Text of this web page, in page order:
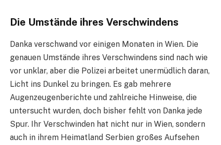
Die Umstände ihres Verschwindens
Danka verschwand vor einigen Monaten in Wien. Die
genauen Umstände ihres Verschwindens sind nach wie
vor unklar, aber die Polizei arbeitet unermüdlich daran,
Licht ins Dunkel zu bringen. Es gab mehrere
Augenzeugenberichte und zahlreiche Hinweise, die
untersucht wurden, doch bisher fehlt von Danka jede
Spur. Ihr Verschwinden hat nicht nur in Wien, sondern
auch in ihrem Heimatland Serbien großes Aufsehen